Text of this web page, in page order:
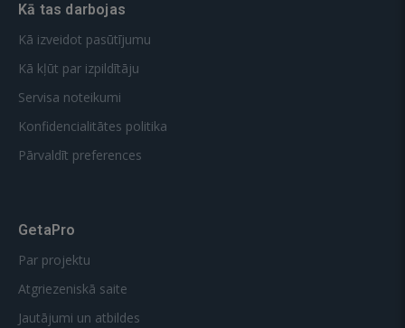
Kā tas darbojas
Kā izveidot pasūtījumu
Kā kļūt par izpildītāju
Servisa noteikumi
Konfidencialitātes politika
Pārvaldīt preferences
GetaPro
Par projektu
Atgriezeniskā saite
Jautājumi un atbildes